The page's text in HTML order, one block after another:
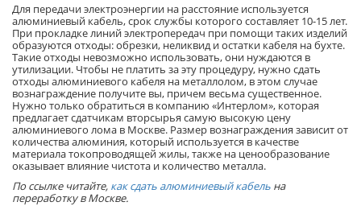
Для передачи электроэнергии на расстояние используется
алюминиевый кабель, срок службы которого составляет 10-15 лет.
При прокладке линий электропередач при помощи таких изделий
образуются отходы: обрезки, неликвид и остатки кабеля на бухте.
Такие отходы невозможно использовать, они нуждаются в
утилизации. Чтобы не платить за эту процедуру, нужно сдать
отходы алюминиевого кабеля на металлолом, в этом случае
вознаграждение получите вы, причем весьма существенное.
Нужно только обратиться в компанию «Интерлом», которая
предлагает сдатчикам вторсырья самую высокую цену
алюминиевого лома в Москве. Размер вознаграждения зависит от
количества алюминия, который используется в качестве
материала токопроводящей жилы, также на ценообразование
оказывает влияние чистота и количество металла.
По ссылке читайте, как сдать алюминиевый кабель на
переработку в Москве.